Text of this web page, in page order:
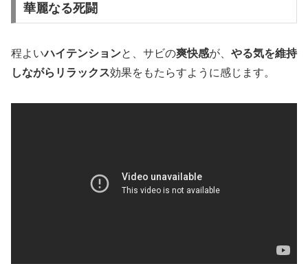
華麗なる死闘
程よいハイテンションと、サビの爽快感が、 やる気を維持
しながらリラックス効果をもたらすように感じます。